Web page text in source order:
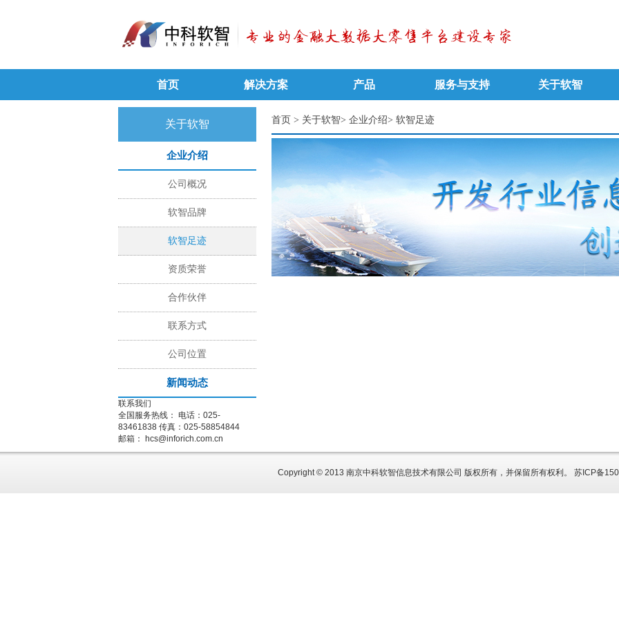
首页 解决方案 产品 服务与支持 关于软智
关于软智
企业介绍
公司概况
软智品牌
软智足迹
资质荣誉
合作伙伴
联系方式
公司位置
新闻动态
联系我们
全国服务热线：
电话：025-
83461838 传真：025-58854844
邮箱：
hcs@inforich.com.cn
首页 > 关于软智> 企业介绍> 软智足迹
Copyright © 2013 南京中科软智信息技术有限公司 版权所有，并保留所有权利。 苏ICP备